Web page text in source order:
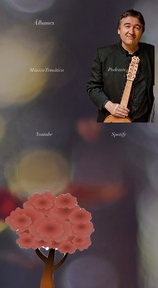
​Álbumes
Música Temática Podcasts
Youtube Spotify